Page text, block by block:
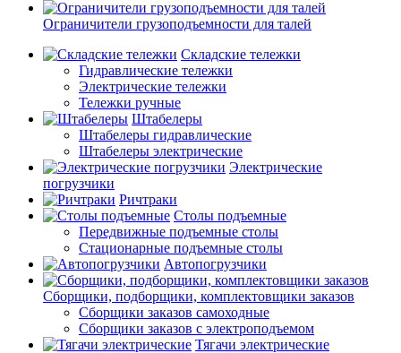
Ограничители грузоподъемности для талей
Складские тележки
Гидравлические тележки
Электрические тележки
Тележки ручные
Штабелеры
Штабелеры гидравлические
Штабелеры электрические
Электрические
погрузчики
Ричтраки
Столы подъемные
Передвижные подъемные столы
Стационарные подъемные столы
Автопогрузчики
Сборщики, подборщики, комплектовщики заказов
Сборщики заказов самоходные
Сборщики заказов с электроподъемом
Тягачи электрические